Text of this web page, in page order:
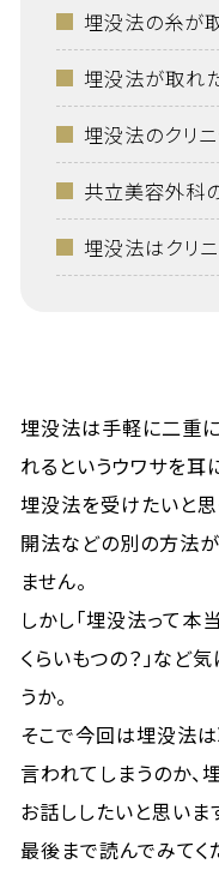
埋没法の糸が
埋没法が取れ
埋没法のクリ
共立美容外科
埋没法はクリ
埋没法は手軽に二重
れるというウワサを耳
埋没法を受けたいと思
開法などの別の方法
ません。
しかし「埋没法って本
くらいもつの？」など
うか。
そこで今回は埋没法
言われてしまうのか、
お話ししたいと思い
最後まで読んでみてく